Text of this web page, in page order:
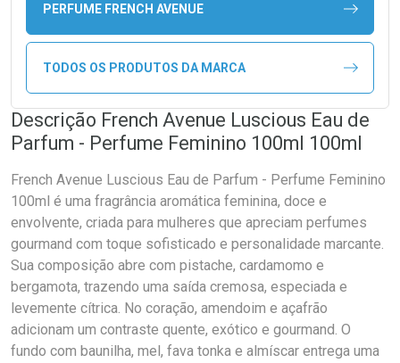
PERFUME FRENCH AVENUE
TODOS OS PRODUTOS DA MARCA
Descrição French Avenue Luscious Eau de
Parfum - Perfume Feminino 100ml 100ml
French Avenue Luscious Eau de Parfum - Perfume Feminino
100ml é uma fragrância aromática feminina, doce e
envolvente, criada para mulheres que apreciam perfumes
gourmand com toque sofisticado e personalidade marcante.
Sua composição abre com pistache, cardamomo e
bergamota, trazendo uma saída cremosa, especiada e
levemente cítrica. No coração, amendoim e açafrão
adicionam um contraste quente, exótico e gourmand. O
fundo com baunilha, mel, fava tonka e almíscar entrega uma